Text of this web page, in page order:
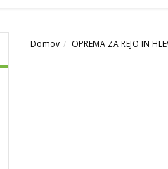
Domov OPREMA ZA REJO IN